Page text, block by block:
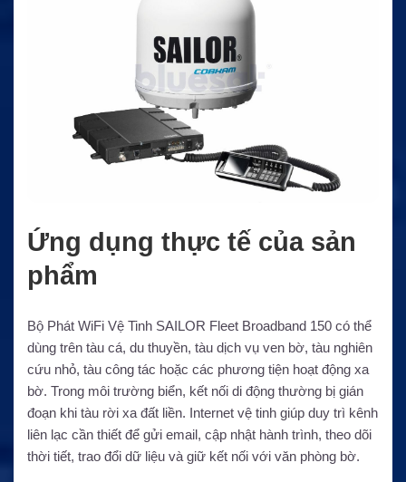
Ứng dụng thực tế của sản
phẩm
Bộ Phát WiFi Vệ Tinh SAILOR Fleet Broadband 150 có thể
dùng trên tàu cá, du thuyền, tàu dịch vụ ven bờ, tàu nghiên
cứu nhỏ, tàu công tác hoặc các phương tiện hoạt động xa
bờ. Trong môi trường biển, kết nối di động thường bị gián
đoạn khi tàu rời xa đất liền. Internet vệ tinh giúp duy trì kênh
liên lạc cần thiết để gửi email, cập nhật hành trình, theo dõi
thời tiết, trao đổi dữ liệu và giữ kết nối với văn phòng bờ.